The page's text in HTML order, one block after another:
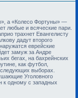
а «Колесо Фортуны» —
любые и всяческие пари.
трахнет Евангелисту
дадут второго
еврейские
замуж за Андре
бегах, на бахрейнских
как футбол,
выборах.
Уголовного
к одному с западных